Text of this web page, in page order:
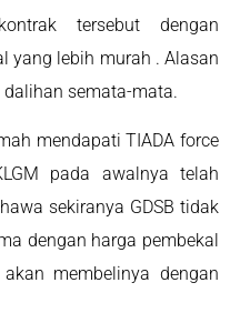
tersebut dengan
yang lebih murah . Alasan
semata-mata.
mendapati TIADA force
pada awalnya telah
sekiranya GDSB tidak
dengan harga pembekal
membelinya dengan